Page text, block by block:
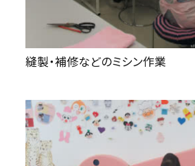
縫製・補修などのミシン作業